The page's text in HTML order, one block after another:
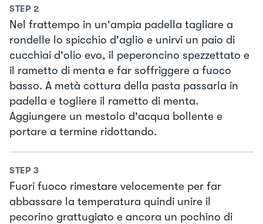
STEP 2
Nel frattempo in un'ampia padella tagliare a
rondelle lo spicchio d'aglio e unirvi un paio di
cucchiai d'olio evo, il peperoncino spezzettato e
il rametto di menta e far soffriggere a fuoco
basso. A metà cottura della pasta passarla in
padella e togliere il rametto di menta.
Aggiungere un mestolo d'acqua bollente e
portare a termine ridottando.
STEP 3
Fuori fuoco rimestare velocemente per far
abbassare la temperatura quindi unire il
pecorino grattugiato e ancora un pochino di